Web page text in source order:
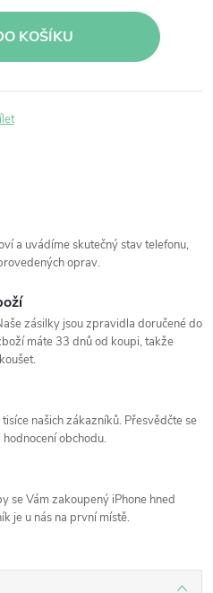
KOŠÍKU
a uvádíme skutečný stav telefonu,
oprav.
zásilky jsou zpravidla doručené do
máte 33 dnů od koupi, takže
našich zákazníků. Přesvědčte se
obchodu.
se Vám zakoupený iPhone hned
je u nás na první místě.